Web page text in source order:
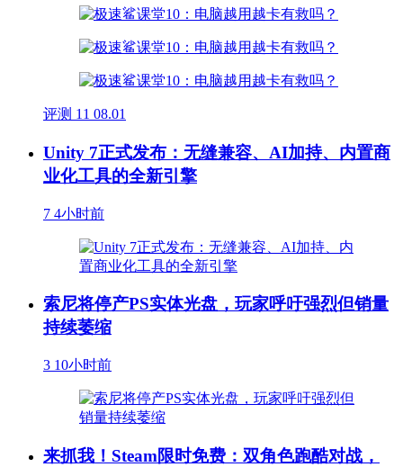
评测 11 08.01
Unity 7正式发布：无缝兼容、AI加持、内置商
业化工具的全新引擎
7 4小时前
索尼将停产PS实体光盘，玩家呼吁强烈但销量
持续萎缩
3 10小时前
来抓我！Steam限时免费：双角色跑酷对战，